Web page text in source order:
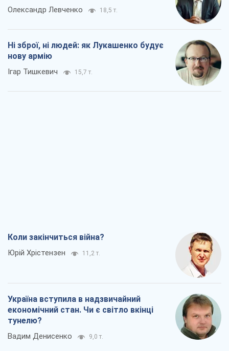
Олександр Левченко 18,5 т.
Ні зброї, ні людей: як Лукашенко будує
нову армію
Ігар Тишкевич 15,7 т.
Коли закінчиться війна?
Юрій Хрістензен 11,2 т.
Україна вступила в надзвичайний
економічний стан. Чи є світло вкінці
тунелю?
Вадим Денисенко 9,0 т.